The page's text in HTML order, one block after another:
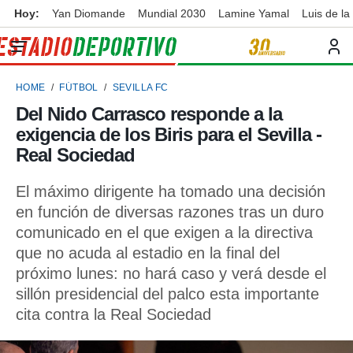
de
por
para
la
que se
calidad.
las
y
forma
digital
basada
Hoy: Yan Diomande Mundial 2030 Lamine Yamal Luis de
HOME FÚTBOL SEVILLA FC
Del Nido Carrasco responde a la
exigencia de los Biris para el Sevilla -
Real Sociedad
El máximo dirigente ha tomado una decisión
en función de diversas razones tras un duro
comunicado en el que exigen a la directiva
que no acuda al estadio en la final del
próximo lunes: no hará caso y verá desde el
sillón presidencial del palco esta importante
cita contra la Real Sociedad